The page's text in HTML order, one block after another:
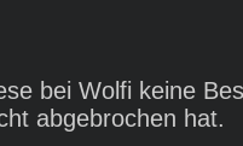
bei Wolfi keine
abgebrochen hat.